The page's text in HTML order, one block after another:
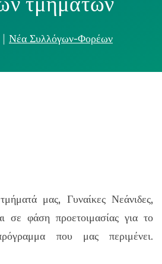
Νέα Συλλόγων-Φορέων
μας, Γυναίκες Νεάνιδες,
σε φάση προετοιμασίας για το
που μας περιμένει.